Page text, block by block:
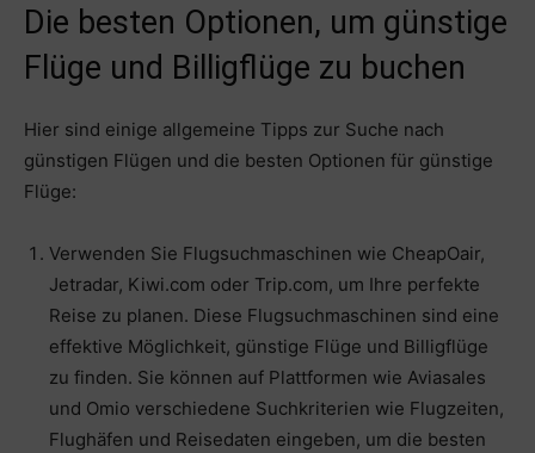
Die besten Optionen, um günstige
Flüge und Billigflüge zu buchen
Hier sind einige allgemeine Tipps zur Suche nach
günstigen Flügen und die besten Optionen für günstige
Flüge:
Verwenden Sie Flugsuchmaschinen wie CheapOair,
Jetradar, Kiwi.com oder Trip.com, um Ihre perfekte
Reise zu planen. Diese Flugsuchmaschinen sind eine
effektive Möglichkeit, günstige Flüge und Billigflüge
zu finden. Sie können auf Plattformen wie Aviasales
und Omio verschiedene Suchkriterien wie Flugzeiten,
Flughäfen und Reisedaten eingeben, um die besten